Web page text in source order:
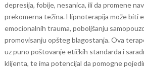
depresija, fobije, nesanica, ili da promene
prekomerna težina. Hipnoterapija može biti
emocionalnih trauma, poboljšanju
promovisanju opšteg blagostanja. Ova
uz puno poštovanje etičkih standarda i
klijenta, te ima potencijal da pomogne